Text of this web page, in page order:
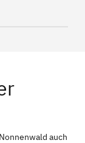
auch